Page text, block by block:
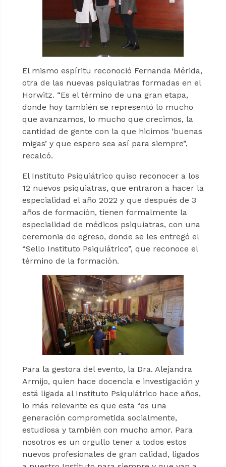
El mismo espíritu reconoció Fernanda Mérida,
otra de las nuevas psiquiatras formadas en el
Horwitz. “Es el término de una gran etapa,
donde hoy también se representó lo mucho
que avanzamos, lo mucho que crecimos, la
cantidad de gente con la que hicimos ‘buenas
migas’ y que espero sea así para siempre”,
recalcó.
El Instituto Psiquiátrico quiso reconocer a los
12 nuevos psiquiatras, que entraron a hacer la
especialidad el año 2022 y que después de 3
años de formación, tienen formalmente la
especialidad de médicos psiquiatras, con una
ceremonia de egreso, donde se les entregó el
“Sello Instituto Psiquiátrico”, que reconoce el
término de la formación.
Para la gestora del evento, la Dra. Alejandra
Armijo, quien hace docencia e investigación y
está ligada al Instituto Psiquiátrico hace años,
lo más relevante es que esta “es una
generación comprometida socialmente,
estudiosa y también con mucho amor. Para
nosotros es un orgullo tener a todos estos
nuevos profesionales de gran calidad, ligados